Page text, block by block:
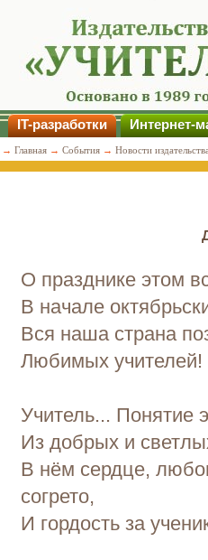
О празднике этом
В начале
Вся наша страна
Любимых учителей!
Учитель... Понятие
Из добрых и
В нём сердце,
согрето,
И гордость за
IT-разработки Интернет-
→ Главная → События → Новости